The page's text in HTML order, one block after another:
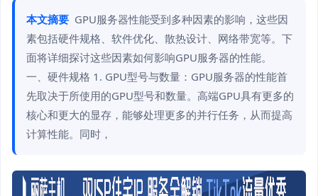
本文摘要 GPU服务器性能受到多种因素的影响，这些因
素包括硬件规格、软件优化、散热设计、网络带宽等。下
面将详细探讨这些因素如何影响GPU服务器的性能。
一、硬件规格 1. GPU型号与数量：GPU服务器的性能首
先取决于所使用的GPU型号和数量。高端GPU具有更多的
核心和更大的显存，能够处理更多的并行任务，从而提高
计算性能。同时，